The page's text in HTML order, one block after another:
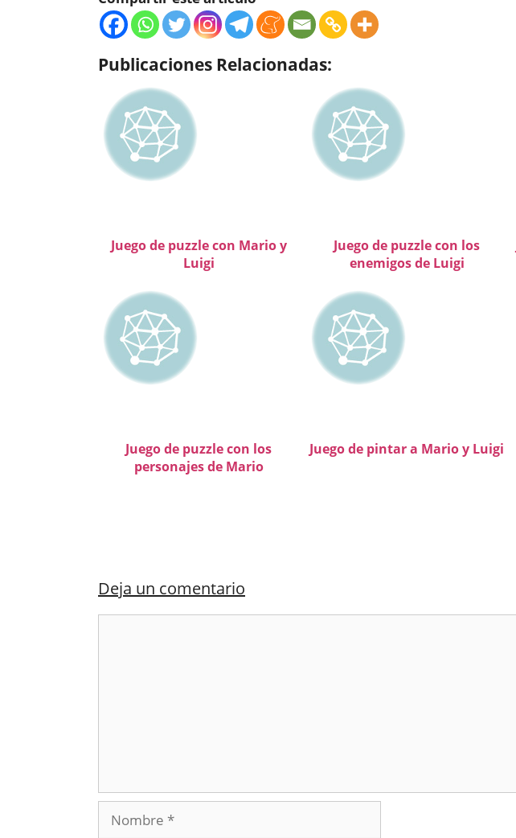
Publicaciones Relacionadas:
Juego de puzzle con Mario y
Luigi
Juego de puzzle con los
enemigos de Luigi
Juego de puzzle con los
personajes de Mario
Juego de pintar a Mario y Luigi
Deja un comentario
Nombre